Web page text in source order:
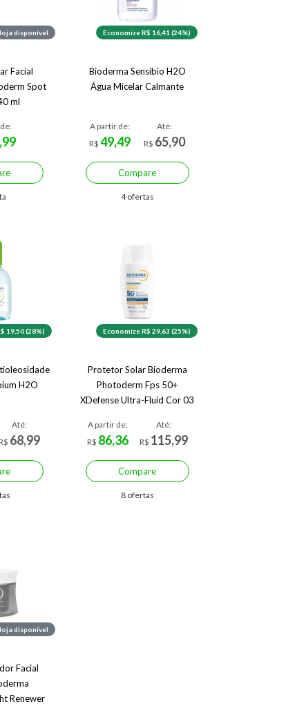
disponível
Facial
Spot
ml
Economize R$ 16,41 (24%)
Bioderma Sensibio H2O
Água Micelar Calmante
A partir de:
R$ 49,49
Até:
R$ 65,90
Compare
4 ofertas
19,50 (28%)
H2O
Até:
68,99
Economize R$ 29,63 (25%)
Protetor Solar Bioderma
Photoderm Fps 50+
XDefense Ultra-Fluid Cor 03
A partir de:
R$ 86,36
Até:
R$ 115,99
Compare
8 ofertas
disponível
Facial
Renewer